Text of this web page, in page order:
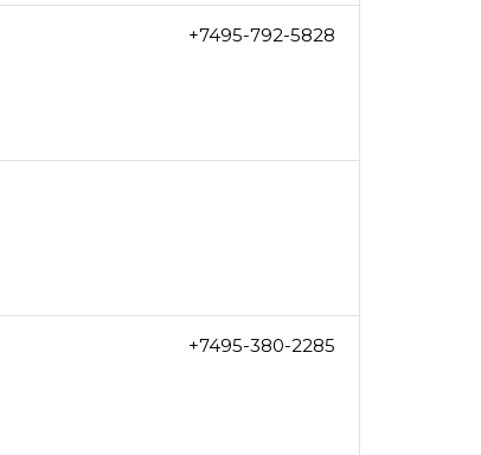
+7495-792-5828
+7495-380-2285